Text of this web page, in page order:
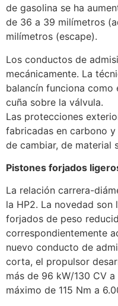
de gasolina se ha
de 36 a 39 milímetros
milímetros (escape).
Los conductos de
mecánicamente. La
balancín funciona como
cuña sobre la válvula.
Las protecciones
fabricadas en carbono
de cambiar, de material
Pistones forjados
La relación carrera-
la HP2. La novedad
forjados de peso
correspondientemente
nuevo conducto de
corta, el propulsor
más de 96 kW/130 CV
máximo de 115 Nm a